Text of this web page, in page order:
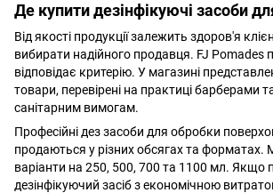
Де купити дезінфікуючі засоби
Від якості продукції залежить здоров'я
вибирати надійного продавця. FJ Pomades
відповідає критерію. У магазині
товари, перевірені на практиці барберами та
санітарним вимогам.
Професійні дез засоби для обробки
продаються у різних обсягах та форматах.
варіанти на 250, 500, 700 та 1100 мл. Якщо
дезінфікуючий засіб з економічною